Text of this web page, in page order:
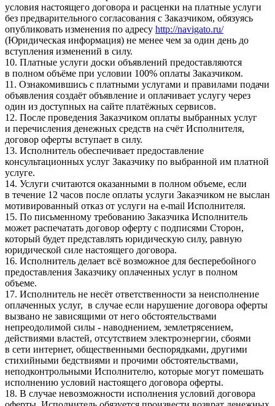
условия настоящего договора и расценки на платные услуги
без предварительного согласования с Заказчиком, обязуясь
опубликовать изменения по адресу http://navigato.ru/
(Юридическая информация) не менее чем за один день до
вступления изменений в силу.
10. Платные услуги доски объявлений предоставляются
в полном объёме при условии 100% оплаты Заказчиком.
11. Ознакомившись с платными услугами и правилами подачи
объявления создаёт объявление и оплачивает услугу через
один из доступных на сайте платёжных сервисов.
12. После проведения Заказчиком оплаты выбранных услуг
и перечисления денежных средств на счёт Исполнителя,
договор оферты вступает в силу.
13. Исполнитель обеспечивает предоставление
консультационных услуг Заказчику по выбранной им платной
услуге.
14. Услуги считаются оказанными в полном объеме, если
в течение 12 часов после оплаты услуги Заказчиком не выслан
мотивированный отказ от услуги на e-mail Исполнителя.
15. По письменному требованию Заказчика Исполнитель
может распечатать договор оферту с подписями Сторон,
который будет представлять юридическую силу, равную
юридической силе настоящего договора.
16. Исполнитель делает всё возможное для бесперебойного
предоставления Заказчику оплаченных услуг в полном
объеме.
17. Исполнитель не несёт ответственности за неисполнение
оплаченных услуг, в случае если нарушение договора оферты
вызвано не зависящими от него обстоятельствами
непреодолимой силы - наводнением, землетрясением,
действиями властей, отсутствием электроэнергии, сбоями
в сети интернет, общественными беспорядками, другими
стихийными бедствиями и прочими обстоятельствами,
неподконтрольными Исполнителю, которые могут помешать
исполнению условий настоящего договора оферты.
18. В случае невозможности исполнения условий договора